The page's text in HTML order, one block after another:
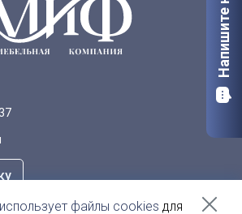
Тверь
Напишите нам
использует файлы cookies для